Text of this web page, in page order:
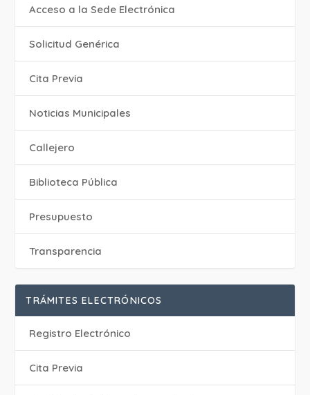
Acceso a la Sede Electrónica
Solicitud Genérica
Cita Previa
‎Noticias Municipales
Callejero
Biblioteca Pública
Presupuesto
Transparencia
TRÁMITES ELECTRÓNICOS
Registro Electrónico
Cita Previa